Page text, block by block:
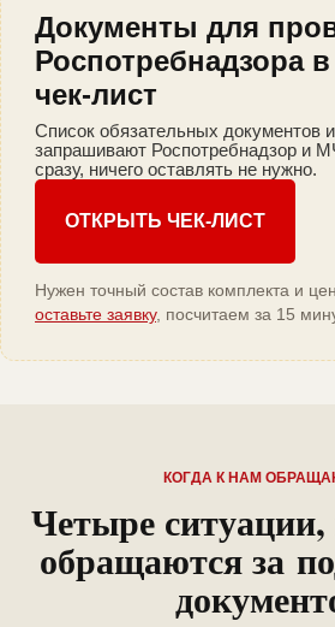
Документы для
Роспотребнадзора
чек-лист
Список обязательных документов
запрашивают Роспотребнадзор и
сразу, ничего оставлять не нужно.
ОТКРЫТЬ ЧЕК-ЛИСТ
Нужен точный состав комплекта и
оставьте заявку, посчитаем за 15
КОГДА К НАМ
Четыре
обращаются за